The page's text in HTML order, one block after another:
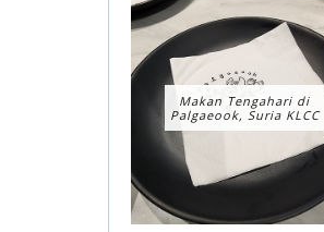
Makan Tengahari di
Palgaeook, Suria KLCC